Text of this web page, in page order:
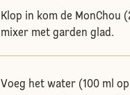
Klop in kom de MonChou
mixer met garden glad.
Voeg het water (100 ml